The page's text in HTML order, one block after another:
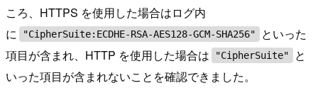
ころ、HTTPS を使用した場合はログ内
に
"CipherSuite:ECDHE-RSA-AES128-GCM-SHA256"
といった
項目が含まれ、HTTP を使用した場合は
"CipherSuite"
と
いった項目が含まれないことを確認できました。